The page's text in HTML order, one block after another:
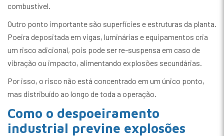
combustível.
Outro ponto importante são superfícies e estruturas da planta.
Poeira depositada em vigas, luminárias e equipamentos cria
um risco adicional, pois pode ser re-suspensa em caso de
vibração ou impacto, alimentando explosões secundárias.
Por isso, o risco não está concentrado em um único ponto,
mas distribuído ao longo de toda a operação.
Como o despoeiramento
industrial previne explosões